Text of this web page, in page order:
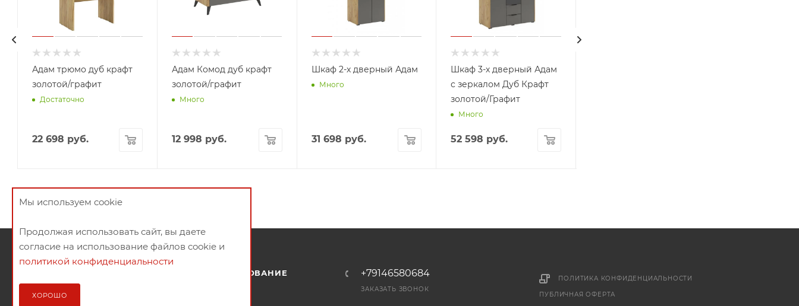
Адам трюмо дуб крафт
золотой/графит
Достаточно
22 698 руб.
Адам Комод дуб крафт
золотой/графит
Много
12 998 руб.
Шкаф 2-х дверный Адам
Много
31 698 руб.
Шкаф 3-х дверный Адам
с зеркалом Дуб Крафт
золотой/Графит
Много
52 598 руб.
КРЕДИТОВАНИЕ
МАГАЗИНЫ
+79146580684
ЗАКАЗАТЬ ЗВОНОК
ПОЛИТИКА КОНФИДЕНЦИАЛЬНОСТИ
ПУБЛИЧНАЯ ОФЕРТА
Мы используем cookie
Продолжая использовать сайт, вы даете
согласие на использование файлов cookie и
политикой конфиденциальности
ХОРОШО